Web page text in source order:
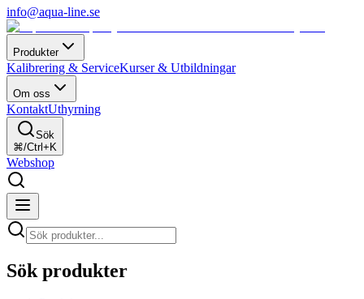
info@aqua-line.se
Produkter
Kalibrering & ServiceKurser & Utbildningar
Om oss
KontaktUthyrning
Sök
⌘/Ctrl+K
Webshop
Sök produkter